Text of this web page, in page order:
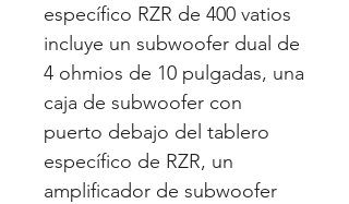
específico RZR de 400 vatios
incluye un subwoofer dual de
4 ohmios de 10 pulgadas, una
caja de subwoofer con
puerto debajo del tablero
específico de RZR, un
amplificador de subwoofer